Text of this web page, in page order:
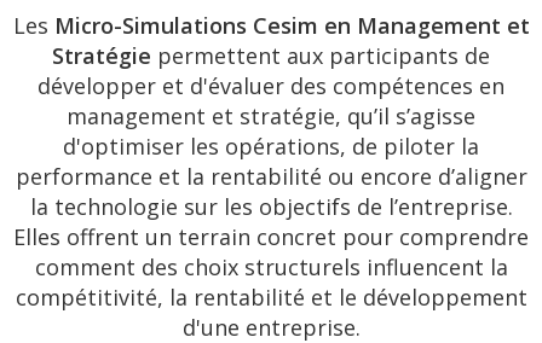
Les Micro-Simulations Cesim en Management et
Stratégie permettent aux participants de
développer et d'évaluer des compétences en
management et stratégie, qu’il s’agisse
d'optimiser les opérations, de piloter la
performance et la rentabilité ou encore d’aligner
la technologie sur les objectifs de l’entreprise.
Elles offrent un terrain concret pour comprendre
comment des choix structurels influencent la
compétitivité, la rentabilité et le développement
d'une entreprise.